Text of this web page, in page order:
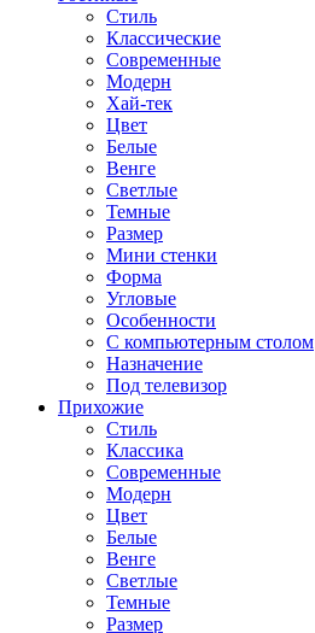
Стиль
Классические
Современные
Модерн
Хай-тек
Цвет
Белые
Венге
Светлые
Темные
Размер
Мини стенки
Форма
Угловые
Особенности
С компьютерным столом
Назначение
Под телевизор
Прихожие
Стиль
Классика
Современные
Модерн
Цвет
Белые
Венге
Светлые
Темные
Размер